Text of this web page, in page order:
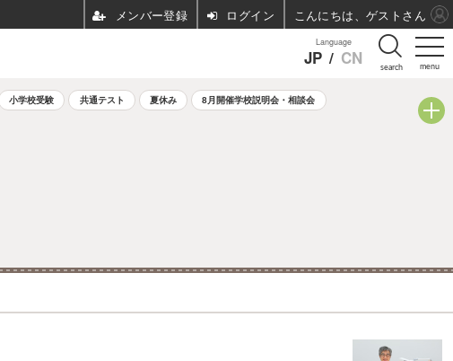
menu
Language
JP / CN search
小学校受験 共通テスト 夏休み 8月開催学校説明会・相談会
ログイン こんにちは、ゲストさん